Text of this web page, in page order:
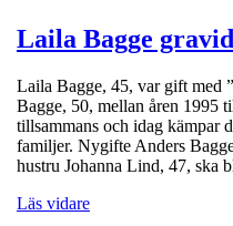
Laila Bagge
Laila Bagge, 45, var gift med
Bagge, 50, mellan åren 1995
tillsammans och idag kämpar
familjer. Nygifte Anders
hustru Johanna Lind, 47, ska
Läs vidare